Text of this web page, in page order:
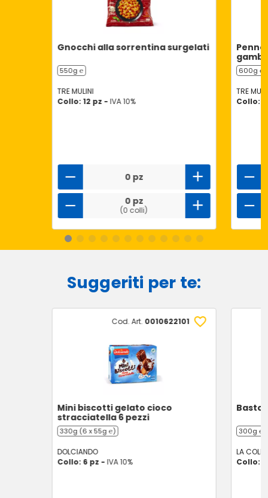
Gnocchi alla sorrentina surgelati
550g ℮
TRE MULINI
Collo: 12 pz - IVA 10%
0 pz
0 pz
(0 colli)
600g ℮
TRE
Collo:
Suggeriti per te:
Cod. Art. 0010622101
Mini biscotti gelato cioco
stracciatella 6 pezzi
330g (6 x 55g ℮)
DOLCIANDO
Collo: 6 pz - IVA 10%
300g ℮
LA
Collo: